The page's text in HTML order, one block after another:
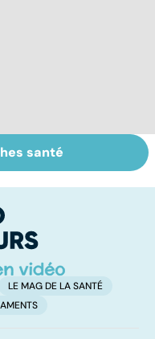
des
: que
?
santé
LE MAG DE LA SANTÉ